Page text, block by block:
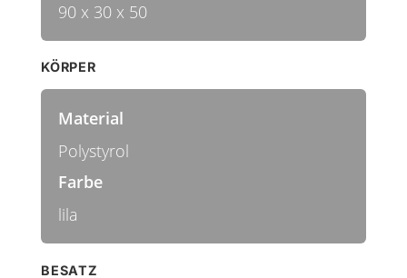
90 x 30 x 50
KÖRPER
Material
Polystyrol
Farbe
lila
BESATZ